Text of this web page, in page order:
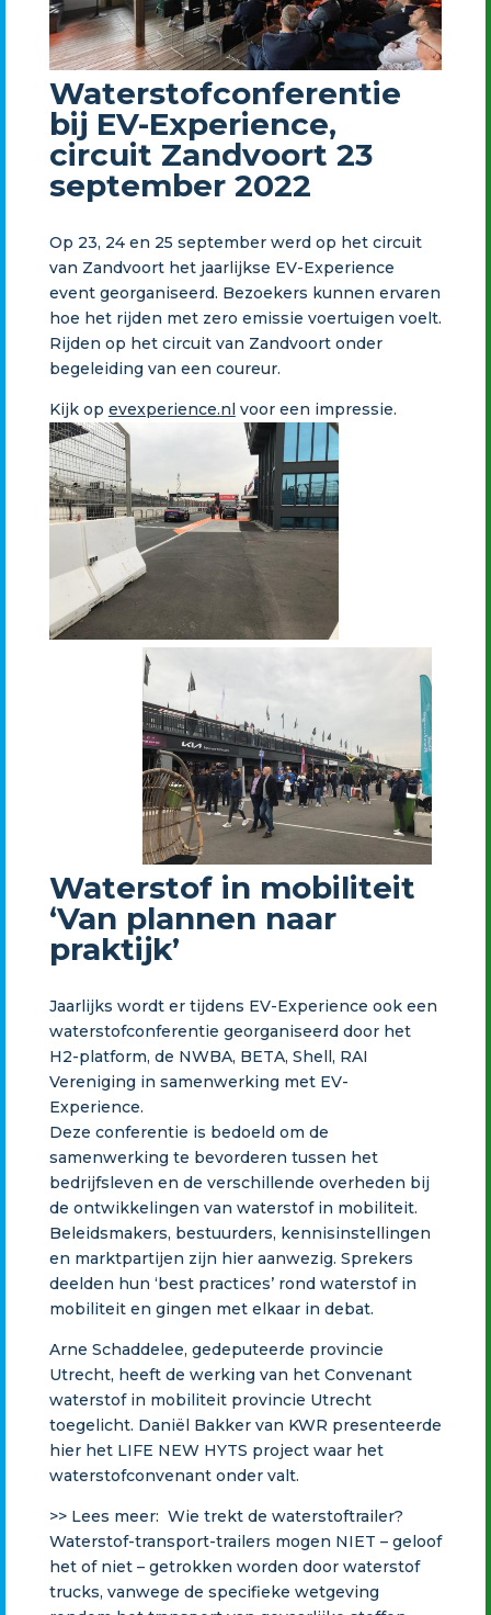
Waterstofconferentie
bij EV-Experience,
circuit Zandvoort 23
september 2022
Op 23, 24 en 25 september werd op het circuit
van Zandvoort het jaarlijkse EV-Experience
event georganiseerd. Bezoekers kunnen ervaren
hoe het rijden met zero emissie voertuigen voelt.
Rijden op het circuit van Zandvoort onder
begeleiding van een coureur.
Kijk op evexperience.nl voor een impressie.
Waterstof in mobiliteit
‘Van plannen naar
praktijk’
Jaarlijks wordt er tijdens EV-Experience ook een
waterstofconferentie georganiseerd door het
H2-platform, de NWBA, BETA, Shell, RAI
Vereniging in samenwerking met EV-
Experience.
Deze conferentie is bedoeld om de
samenwerking te bevorderen tussen het
bedrijfsleven en de verschillende overheden bij
de ontwikkelingen van waterstof in mobiliteit.
Beleidsmakers, bestuurders, kennisinstellingen
en marktpartijen zijn hier aanwezig. Sprekers
deelden hun ‘best practices’ rond waterstof in
mobiliteit en gingen met elkaar in debat.
Arne Schaddelee, gedeputeerde provincie
Utrecht, heeft de werking van het Convenant
waterstof in mobiliteit provincie Utrecht
toegelicht. Daniël Bakker van KWR presenteerde
hier het LIFE NEW HYTS project waar het
waterstofconvenant onder valt.
>> Lees meer: Wie trekt de waterstoftrailer?
Waterstof-transport-trailers mogen NIET – geloof
het of niet – getrokken worden door waterstof
trucks, vanwege de specifieke wetgeving